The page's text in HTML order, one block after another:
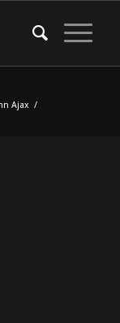
Ajax /